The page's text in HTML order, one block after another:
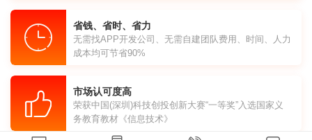
省钱、省时、省力
无需找APP开发公司、无需自建团队费用、时间、人力
成本均可节省90%
市场认可度高
荣获中国(深圳)科技创投创新大赛“一等奖”入选国家义
务教育教材《信息技术》